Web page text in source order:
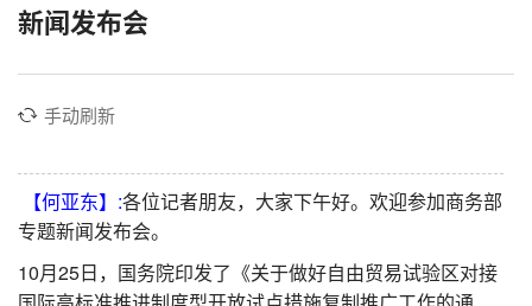
新闻发布会
手动刷新
【何亚东】:各位记者朋友，大家下午好。欢迎参加商务部
专题新闻发布会。
10月25日，国务院印发了《关于做好自由贸易试验区对接